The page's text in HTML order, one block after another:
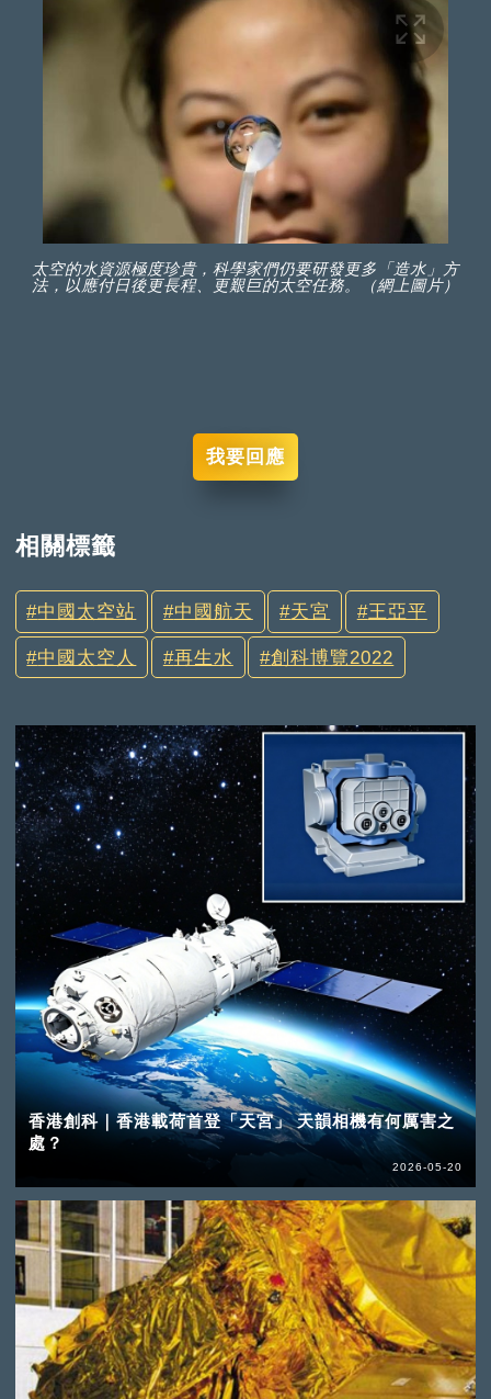
太空的水資源極度珍貴，科學家們仍要研發更多「造水」方
法，以應付日後更長程、更艱巨的太空任務。（網上圖片）
我要回應
相關標籤
中國太空站 中國航天 天宮 王亞平
中國太空人 再生水 創科博覽2022
香港創科｜香港載荷首登「天宮」 天韻相機有何厲害之
處？
2026-05-20